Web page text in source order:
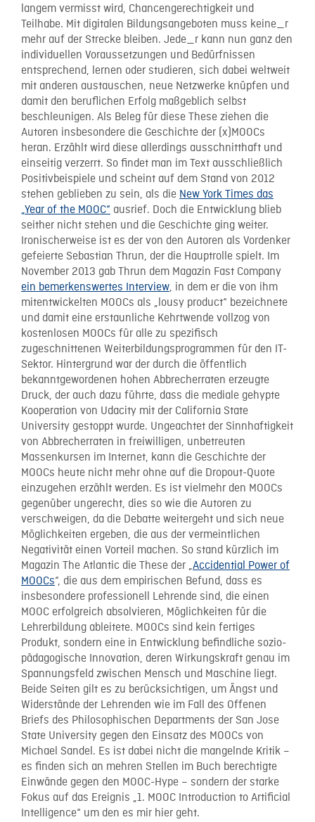
langem vermisst wird, Chancengerechtigkeit und
Teilhabe. Mit digitalen Bildungsangeboten muss keine_r
mehr auf der Strecke bleiben. Jede_r kann nun ganz den
individuellen Voraussetzungen und Bedürfnissen
entsprechend, lernen oder studieren, sich dabei weltweit
mit anderen austauschen, neue Netzwerke knüpfen und
damit den beruflichen Erfolg maßgeblich selbst
beschleunigen. Als Beleg für diese These ziehen die
Autoren insbesondere die Geschichte der (x)MOOCs
heran. Erzählt wird diese allerdings ausschnitthaft und
einseitig verzerrt. So findet man im Text ausschließlich
Positivbeispiele und scheint auf dem Stand von 2012
stehen geblieben zu sein, als die New York Times das
„Year of the MOOC“ ausrief. Doch die Entwicklung blieb
seither nicht stehen und die Geschichte ging weiter.
Ironischerweise ist es der von den Autoren als Vordenker
gefeierte Sebastian Thrun, der die Hauptrolle spielt. Im
November 2013 gab Thrun dem Magazin Fast Company
ein bemerkenswertes Interview, in dem er die von ihm
mitentwickelten MOOCs als „lousy product“ bezeichnete
und damit eine erstaunliche Kehrtwende vollzog von
kostenlosen MOOCs für alle zu spezifisch
zugeschnittenen Weiterbildungsprogrammen für den IT-
Sektor. Hintergrund war der durch die öffentlich
bekanntgewordenen hohen Abbrecherraten erzeugte
Druck, der auch dazu führte, dass die mediale gehypte
Kooperation von Udacity mit der California State
University gestoppt wurde. Ungeachtet der Sinnhaftigkeit
von Abbrecherraten in freiwilligen, unbetreuten
Massenkursen im Internet, kann die Geschichte der
MOOCs heute nicht mehr ohne auf die Dropout-Quote
einzugehen erzählt werden. Es ist vielmehr den MOOCs
gegenüber ungerecht, dies so wie die Autoren zu
verschweigen, da die Debatte weitergeht und sich neue
Möglichkeiten ergeben, die aus der vermeintlichen
Negativität einen Vorteil machen. So stand kürzlich im
Magazin The Atlantic die These der „Accidential Power of
MOOCs“, die aus dem empirischen Befund, dass es
insbesondere professionell Lehrende sind, die einen
MOOC erfolgreich absolvieren, Möglichkeiten für die
Lehrerbildung ableitete. MOOCs sind kein fertiges
Produkt, sondern eine in Entwicklung befindliche sozio-
pädagogische Innovation, deren Wirkungskraft genau im
Spannungsfeld zwischen Mensch und Maschine liegt.
Beide Seiten gilt es zu berücksichtigen, um Ängst und
Widerstände der Lehrenden wie im Fall des Offenen
Briefs des Philosophischen Departments der San Jose
State University gegen den Einsatz des MOOCs von
Michael Sandel. Es ist dabei nicht die mangelnde Kritik –
es finden sich an mehren Stellen im Buch berechtigte
Einwände gegen den MOOC-Hype – sondern der starke
Fokus auf das Ereignis „1. MOOC Introduction to Artificial
Intelligence“ um den es mir hier geht.